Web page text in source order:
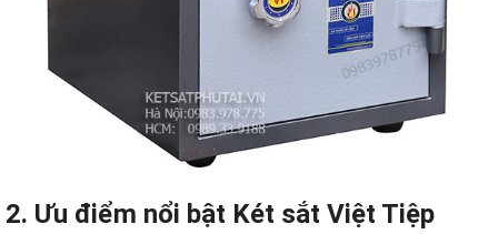
2. Ưu điểm nổi bật Két sắt Việt Tiệp